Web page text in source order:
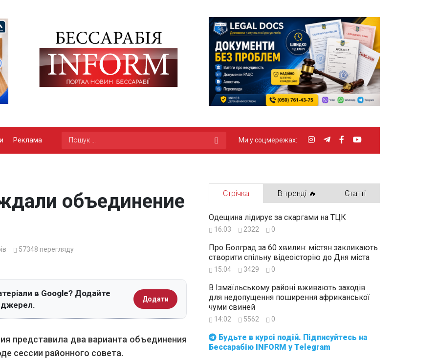
Реклама Ми у соцмережах:
объединение
57348 перегляду
в Google? Додайте
джерел.
Додати
представила два варианта объединения
сессии районного совета.
Стрічка В тренді 🔥 Статті
Бессарабію INFORM у Telegram
Одещина лідирує за скаргами на ТЦК
16:03 2322 0
Про Болград за 60 хвилин: містян закликають
створити спільну відеоісторію до Дня міста
15:04 3429 0
В Ізмаїльському районі вживають заходів
для недопущення поширення африканської
чуми свиней
14:02 5562 0